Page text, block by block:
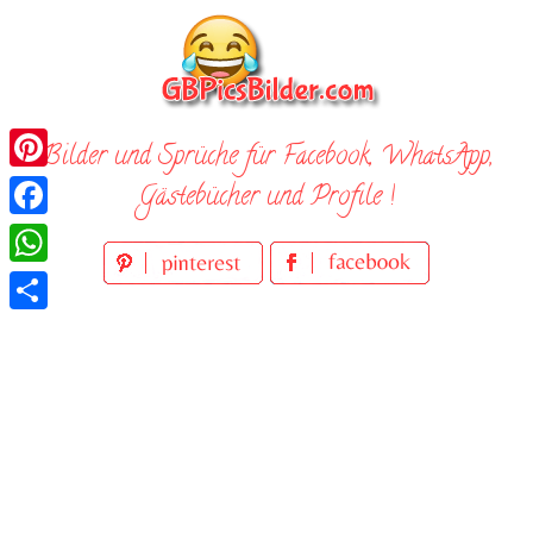
Bilder und Sprüche für Facebook, WhatsApp,
Gästebücher und Profile !
Pinterest
Facebook
WhatsApp